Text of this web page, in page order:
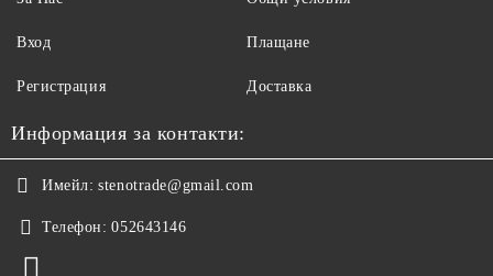
Вход
Регистрация
Плащане
Доставка
Информация за контакти:
Имейл: stenotrade@gmail.com
Телефон: 052643146